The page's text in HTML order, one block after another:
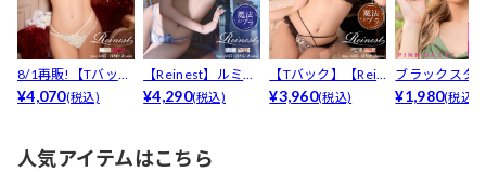
8/1再販!【Tバッ
ク】【Reines...
¥4,070(税込)
【Reinest】ルミナ
スペタルエンブ...
¥4,290(税込)
【Tバック】【Rein
est】ビューテ...
¥3,960(税込)
ブラックスタ
サングラス
¥1,980(税込)
人気アイテムはこちら